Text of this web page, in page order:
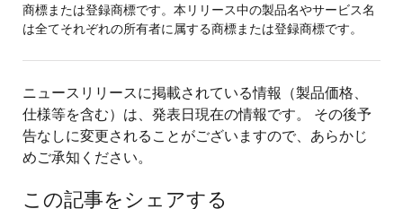
商標または登録商標です。本リリース中の製品名やサービス名
は全てそれぞれの所有者に属する商標または登録商標です。
ニュースリリースに掲載されている情報（製品価格、
仕様等を含む）は、発表日現在の情報です。 その後予
告なしに変更されることがございますので、あらかじ
めご承知ください。
この記事をシェアする